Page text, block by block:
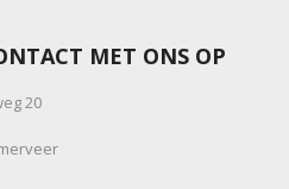
MET ONS OP
20